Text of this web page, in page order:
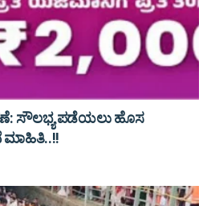
ಸೌಲಭ್ಯ ಪಡೆಯಲು ಹೊಸ
ಮಾಹಿತಿ..!!